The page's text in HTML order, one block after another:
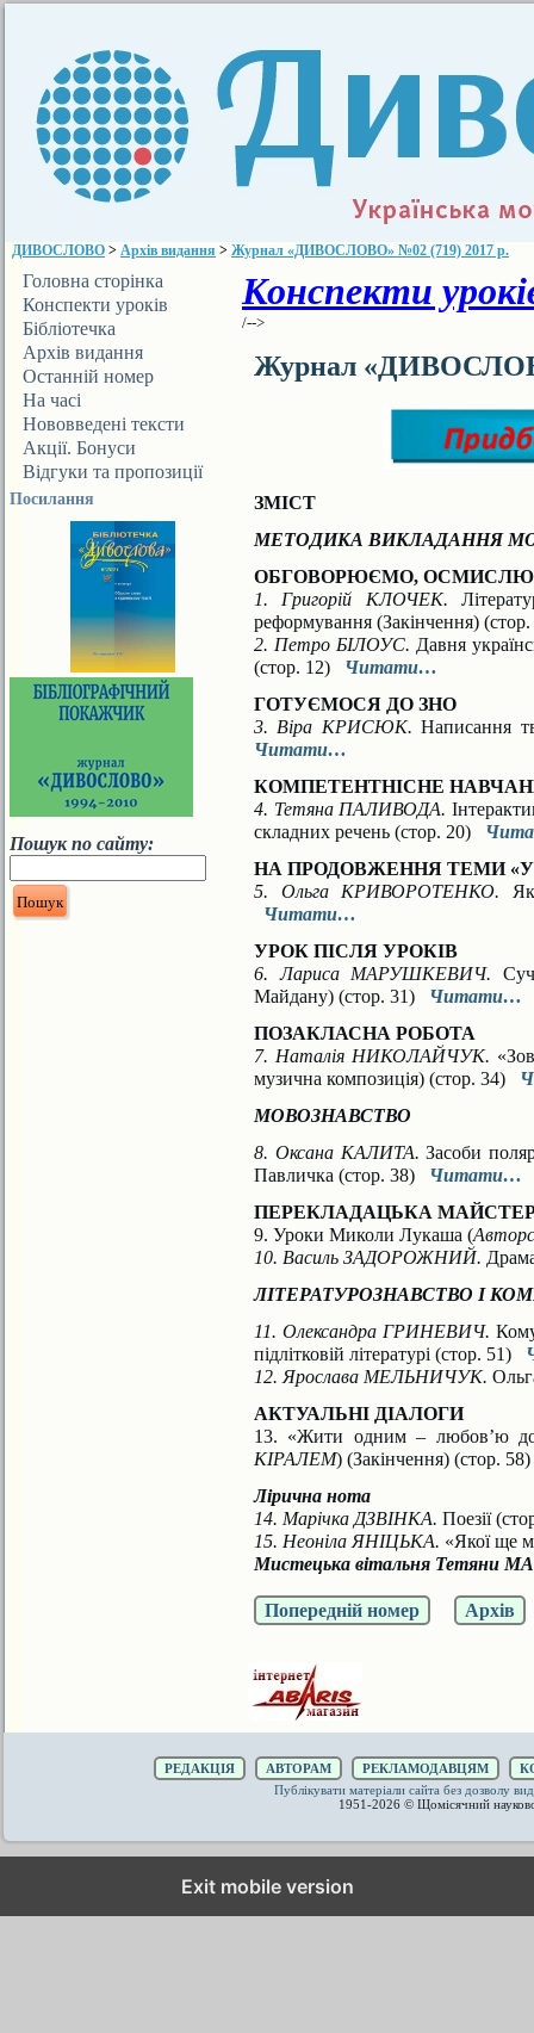
ДИВОСЛОВО > Архів видання > Журнал «ДИВОСЛОВО» №02 (719) 2017 р.
Головна сторінка
Конспекти уроків
Бібліотечка
ДИВОСЛОВА
Архів видання
Останній номер
На часі
Нововведені тексти
Акції. Бонуси
Відгуки та пропозиції
Посилання
Пошук по сайту:
Конспекти
/-->
Журнал
ЗМІСТ
МЕТОДИКА ВИКЛАДАННЯ
ОБГОВОРЮЄМО,
1. Григорій КЛОЧЕК.
реформування (Закінчення)
2. Петро БІЛОУС. Давня
(стор. 12) Читати…
ГОТУЄМОСЯ ДО ЗНО
3. Віра КРИСЮК. Написання
Читати…
КОМПЕТЕНТНІСНЕ
4. Тетяна ПАЛИВОДА.
складних речень (стор. 20)
НА ПРОДОВЖЕННЯ ТЕМИ
5. Ольга КРИВОРОТЕНКО.
Читати…
УРОК ПІСЛЯ УРОКІВ
6. Лариса МАРУШКЕВИЧ.
Майдану) (стор. 31) Читати…
ПОЗАКЛАСНА РОБОТА
7. Наталія НИКОЛАЙЧУК.
музична композиція) (стор. 34)
МОВОЗНАВСТВО
8. Оксана КАЛИТА. Засоби
Павличка (стор. 38) Читати…
ПЕРЕКЛАДАЦЬКА
9. Уроки Миколи Лукаша (
10. Василь ЗАДОРОЖНИЙ.
ЛІТЕРАТУРОЗНАВСТВО І
11. Олександра ГРИНЕВИЧ.
підлітковій літературі (стор. 51)
12. Ярослава МЕЛЬНИЧУК.
АКТУАЛЬНІ ДІАЛОГИ
13. «Жити одним – любов’ю
КІРАЛЕМ) (Закінчення) (стор.
Лірична нота
14. Марічка ДЗВІНКА. Поезії
15. Неоніла ЯНІЦЬКА. «Якої ще
Мистецька вітальня Тетяни
Попередній номер Архів
РЕДАКЦІЯ АВТОРАМ РЕКЛАМОДАВЦЯМ
Публікувати матеріали сайта без дозволу
1951-2026 © Щомісячний
Exit mobile version